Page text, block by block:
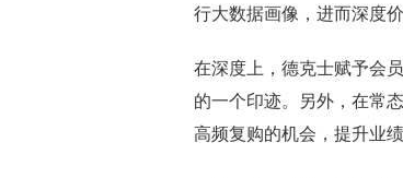
行大数据画像，进而深度价
在深度上，德克士赋予会
的一个印迹。另外，在常
高频复购的机会，提升业绩